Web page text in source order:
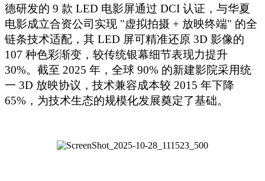
德研发的 9 款 LED 电影屏通过 DCI 认证，与华夏
电影成立合资公司实现 "虚拟拍摄 + 放映终端" 的全
链条技术适配，其 LED 屏可精准还原 3D 影像的
107 种色彩渐变，较传统银幕细节表现力提升
30%。截至 2025 年，全球 90% 的新建影院采用统
一 3D 放映协议，技术兼容成本较 2015 年下降
65%，为技术生态的规模化发展奠定了基础。